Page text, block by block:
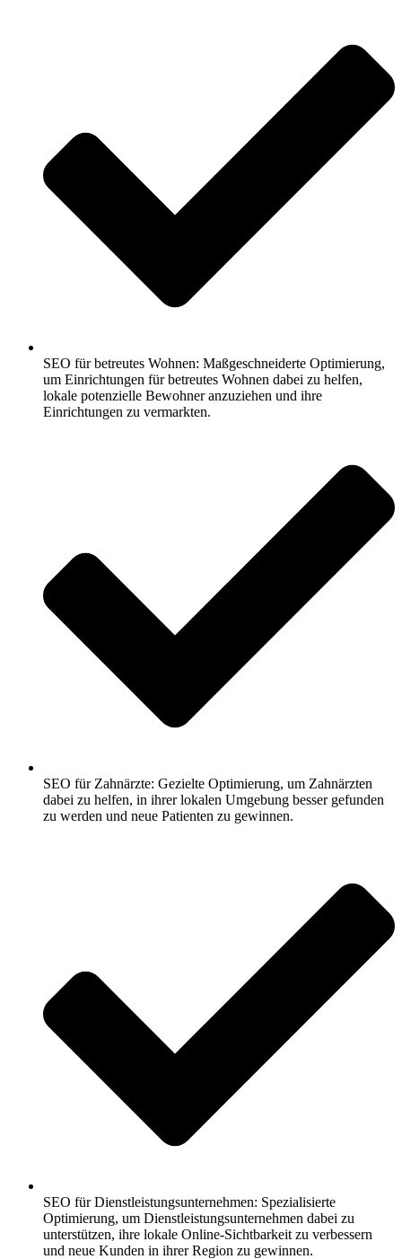
SEO für betreutes Wohnen: Maßgeschneiderte Optimierung,
um Einrichtungen für betreutes Wohnen dabei zu helfen,
lokale potenzielle Bewohner anzuziehen und ihre
Einrichtungen zu vermarkten.
SEO für Zahnärzte: Gezielte Optimierung, um Zahnärzten
dabei zu helfen, in ihrer lokalen Umgebung besser gefunden
zu werden und neue Patienten zu gewinnen.
SEO für Dienstleistungsunternehmen: Spezialisierte
Optimierung, um Dienstleistungsunternehmen dabei zu
unterstützen, ihre lokale Online-Sichtbarkeit zu verbessern
und neue Kunden in ihrer Region zu gewinnen.